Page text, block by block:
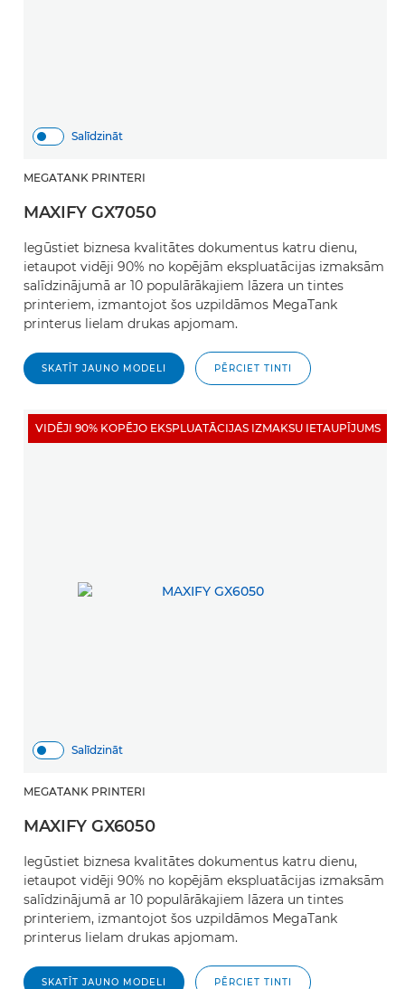
Salīdzināt
MEGATANK PRINTERI
MAXIFY GX7050
Iegūstiet biznesa kvalitātes dokumentus katru dienu,
ietaupot vidēji 90% no kopējām ekspluatācijas izmaksām
salīdzinājumā ar 10 populārākajiem lāzera un tintes
printeriem, izmantojot šos uzpildāmos MegaTank
printerus lielam drukas apjomam.
SKATĪT JAUNO MODELI PĒRCIET TINTI
Salīdzināt
VIDĒJI 90% KOPĒJO EKSPLUATĀCIJAS IZMAKSU IETAUPĪJUMS
MEGATANK PRINTERI
MAXIFY GX6050
Iegūstiet biznesa kvalitātes dokumentus katru dienu,
ietaupot vidēji 90% no kopējām ekspluatācijas izmaksām
salīdzinājumā ar 10 populārākajiem lāzera un tintes
printeriem, izmantojot šos uzpildāmos MegaTank
printerus lielam drukas apjomam.
SKATĪT JAUNO MODELI PĒRCIET TINTI